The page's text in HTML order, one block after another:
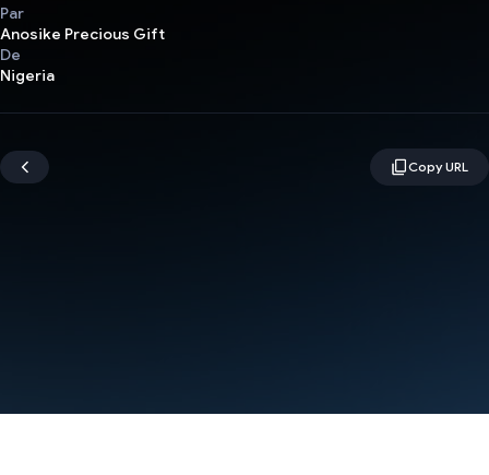
Par
Anosike Precious Gift
De
Nigeria